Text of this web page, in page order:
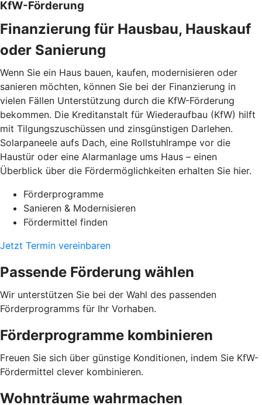
KfW-Förderung
Finanzierung für Hausbau, Hauskauf
oder Sanierung
Wenn Sie ein Haus bauen, kaufen, modernisieren oder
sanieren möchten, können Sie bei der Finanzierung in
vielen Fällen Unterstützung durch die KfW-Förderung
bekommen. Die Kreditanstalt für Wiederaufbau (KfW) hilft
mit Tilgungszuschüssen und zinsgünstigen Darlehen.
Solarpaneele aufs Dach, eine Rollstuhlrampe vor die
Haustür oder eine Alarmanlage ums Haus – einen
Überblick über die Fördermöglichkeiten erhalten Sie hier.
Förderprogramme
Sanieren & Modernisieren
Fördermittel finden
Jetzt Termin vereinbaren
Passende Förderung wählen
Wir unterstützen Sie bei der Wahl des passenden
Förderprogramms für Ihr Vorhaben.
Förderprogramme kombinieren
Freuen Sie sich über günstige Konditionen, indem Sie KfW-
Fördermittel clever kombinieren.
Wohnträume wahrmachen